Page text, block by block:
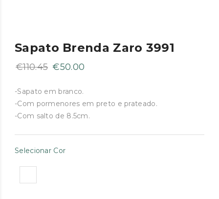
Sapato Brenda Zaro 3991
€110.45 O
original
era:
€110.45.
€50.00
é:
€50.00.
-Sapato em branco.
-Com pormenores em preto e prateado.
-Com salto de 8.5cm.
Selecionar Cor